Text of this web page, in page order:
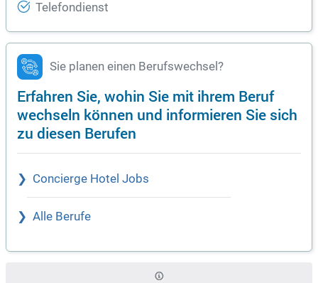
Telefondienst
Sie planen einen Berufswechsel?
Erfahren Sie, wohin Sie mit ihrem Beruf
wechseln können und informieren Sie sich
zu diesen Berufen
Concierge Hotel Jobs
Alle Berufe